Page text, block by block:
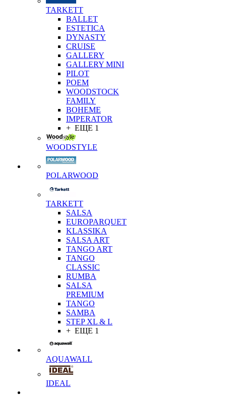
TARKETT
BALLET
ESTETICA
DYNASTY
CRUISE
GALLERY
GALLERY MINI
PILOT
POEM
WOODSTOCK
FAMILY
BOHEME
IMPERATOR
+ ЕЩЕ 1
WOODSTYLE
POLARWOOD
TARKETT
SALSA
EUROPARQUET
KLASSIKA
SALSA ART
TANGO ART
TANGO
CLASSIC
RUMBA
SALSA
PREMIUM
TANGO
SAMBA
STEP XL & L
+ ЕЩЕ 1
AQUAWALL
IDEAL